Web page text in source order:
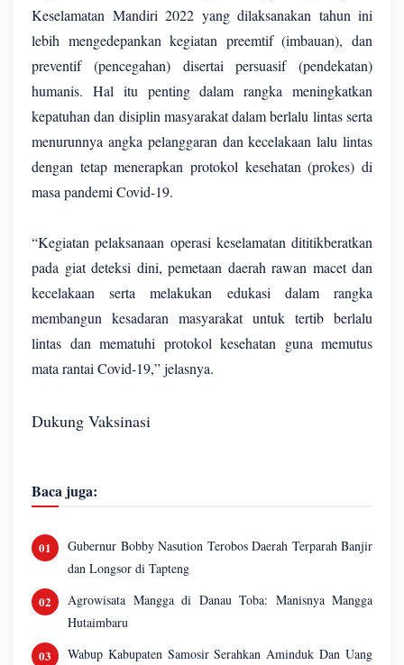
Keselamatan Mandiri 2022 yang dilaksanakan tahun ini
lebih mengedepankan kegiatan preemtif (imbauan), dan
preventif (pencegahan) disertai persuasif (pendekatan)
humanis. Hal itu penting dalam rangka meningkatkan
kepatuhan dan disiplin masyarakat dalam berlalu lintas serta
menurunnya angka pelanggaran dan kecelakaan lalu lintas
dengan tetap menerapkan protokol kesehatan (prokes) di
masa pandemi Covid-19.
“Kegiatan pelaksanaan operasi keselamatan dititikberatkan
pada giat deteksi dini, pemetaan daerah rawan macet dan
kecelakaan serta melakukan edukasi dalam rangka
membangun kesadaran masyarakat untuk tertib berlalu
lintas dan mematuhi protokol kesehatan guna memutus
mata rantai Covid-19,” jelasnya.
Dukung Vaksinasi
Baca juga:
Gubernur Bobby Nasution Terobos Daerah Terparah Banjir
dan Longsor di Tapteng
Agrowisata Mangga di Danau Toba: Manisnya Mangga
Hutaimbaru
Wabup Kabupaten Samosir Serahkan Aminduk Dan Uang